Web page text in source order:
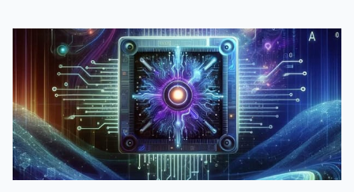
的用户群体。 我知道这听起来可能
有点太复杂了，但相信我，事实并
非如此。